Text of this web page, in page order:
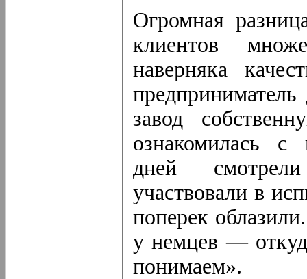
Огромная
клиентов
наверняка
завод
ознакомилась с
дней
участвовали в
поперек
у немцев —
понимаем».